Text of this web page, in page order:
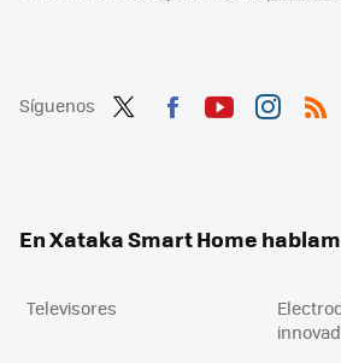
Síguenos
En Xataka Smart Home
Televisores